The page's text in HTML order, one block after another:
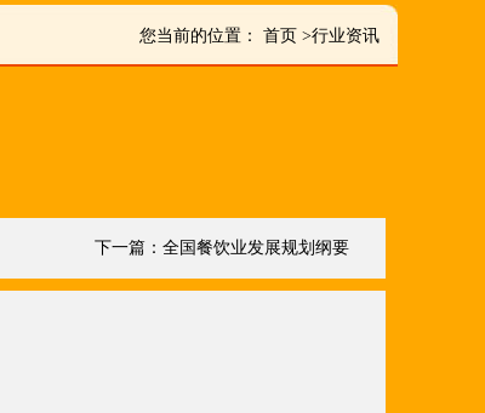
您当前的位置： 首页 >行业资讯
下一篇： 全国餐饮业发展规划纲要